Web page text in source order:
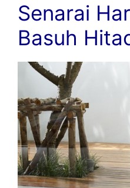
Senarai
Basuh